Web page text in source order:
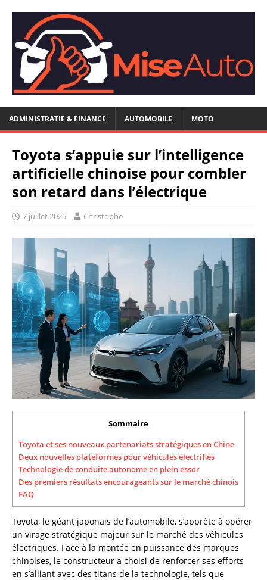
ADMINISTRATIF & FINANCE AUTOMOBILE MOTO
Toyota s’appuie sur l’intelligence
artificielle chinoise pour combler
son retard dans l’électrique
7 juillet 2025 Christophe
Sommaire
Toyota et ses nouveaux partenariats stratégiques en Chine
Deux nouvelles plateformes pour véhicules électrifiés
Technologie de conduite autonome en plein essor
Des premiers résultats encourageants sur le marché chinois
FAQ
Toyota, le géant japonais de l’automobile, s’apprête à opérer
un virage stratégique majeur sur le marché des véhicules
électriques. Face à la montée en puissance des marques
chinoises, le constructeur a choisi de renforcer ses efforts
en s’alliant avec des titans de la technologie, tels que